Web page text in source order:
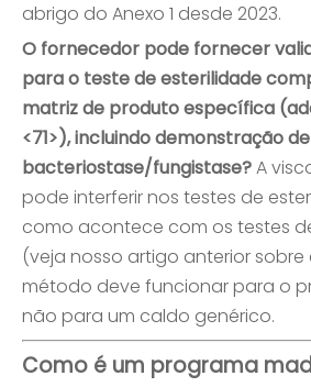
abrigo do Anexo 1 desde 2023.
O fornecedor pode fornecer
para o teste de esterilidade
matriz de produto específica
<71>), incluindo demonstração de
bacteriostase/fungistase?A
pode interferir nos testes de
como acontece com os testes
(veja nosso artigo anterior sobre
método deve funcionar para o
não para um caldo genérico.
Como é um programa